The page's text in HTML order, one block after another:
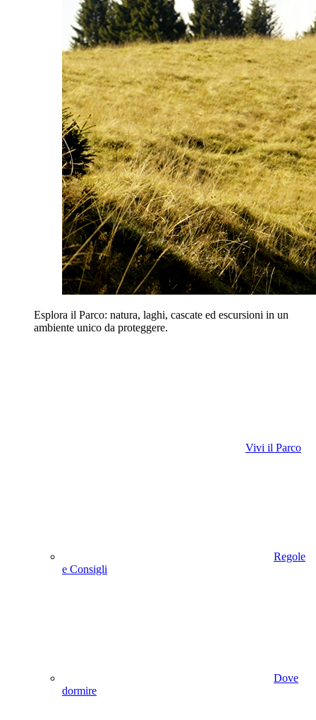
Esplora il Parco: natura, laghi, cascate ed escursioni in un
ambiente unico da proteggere.
Vivi il Parco
Regole
e Consigli
Dove
dormire